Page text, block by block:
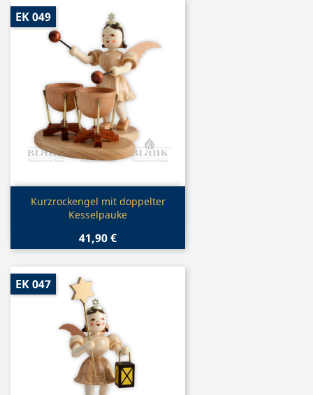
Vorschau
Kurzrockengel mit doppelter
Kesselpauke
41,90 €
EK 049
EK 047